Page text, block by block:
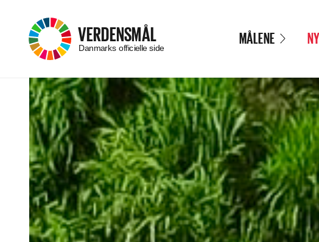
VERDENSMÅL
–
Danmarks officielle side
Menu
MÅLENE